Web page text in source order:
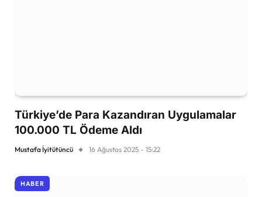
Türkiye’de Para Kazandıran Uygulamalar
100.000 TL Ödeme Aldı
Mustafa İyitütüncü 16 Ağustos 2025 - 15:22
HABER